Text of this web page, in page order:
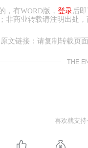
法大学和中央财经大
资源方面的优势不容
科阶段彼此可以共同成
以互相帮助，在未来
，有WORD版， 登录后
非商业转载请注明出处，
原文链接：请复制转载页面
THE
喜欢就支